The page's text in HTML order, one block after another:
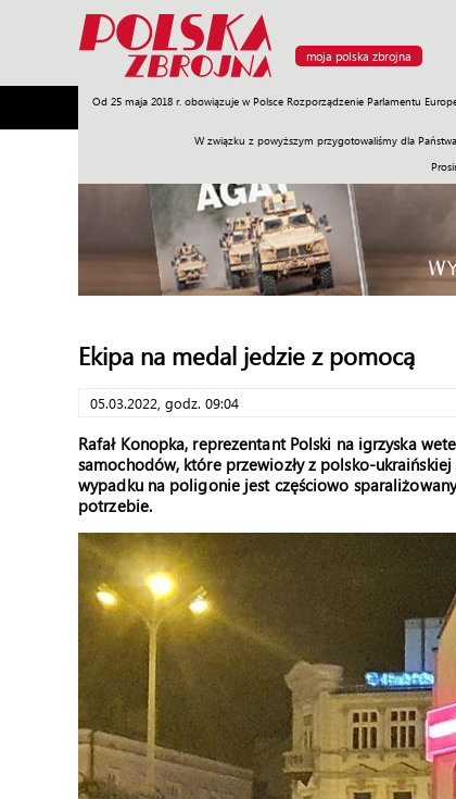
moja polska zbrojna
Od 25 maja 2018 r. obowiązuje w Polsce Rozporządzenie Parlamentu
W związku z powyższym przygotowaliśmy dla
Armia Poligon Sprzęt Misje Polityka
Ekipa na medal jedzie z pomocą
05.03.2022, godz. 09:04
Rafał Konopka, reprezentant Polski na igrzyska
samochodów, które przewiozły z polsko-
wypadku na poligonie jest częściowo
potrzebie.